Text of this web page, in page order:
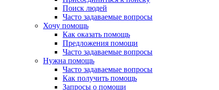
Поиск людей
Часто задаваемые вопросы
Хочу помощь
Как оказать помощь
Предложения помощи
Часто задаваемые вопросы
Нужна помощь
Часто задаваемые вопросы
Как получить помощь
Запросы о помощи